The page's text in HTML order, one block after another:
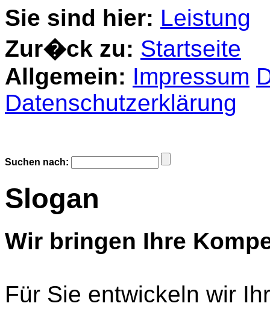
Sie sind hier: Leistung
Zur�ck zu: Startseite
Allgemein: Impressum
Datenschutzerklärung
Suchen nach:
Slogan
Wir bringen Ihre
Für Sie entwickeln wir